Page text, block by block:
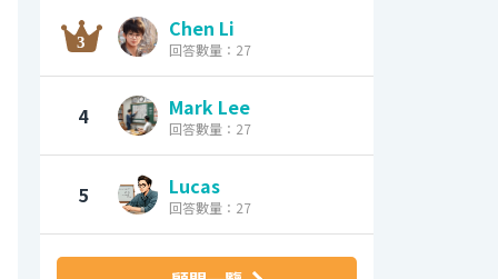
Chen Li
回答數量：27
4 Mark Lee
回答數量：27
5 Lucas
回答數量：27